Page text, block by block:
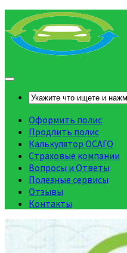
Оформить полис
Продлить полис
Калькулятор ОСАГО
Страховые компании
Вопросы и Ответы
Полезные сервисы
Отзывы
Контакты